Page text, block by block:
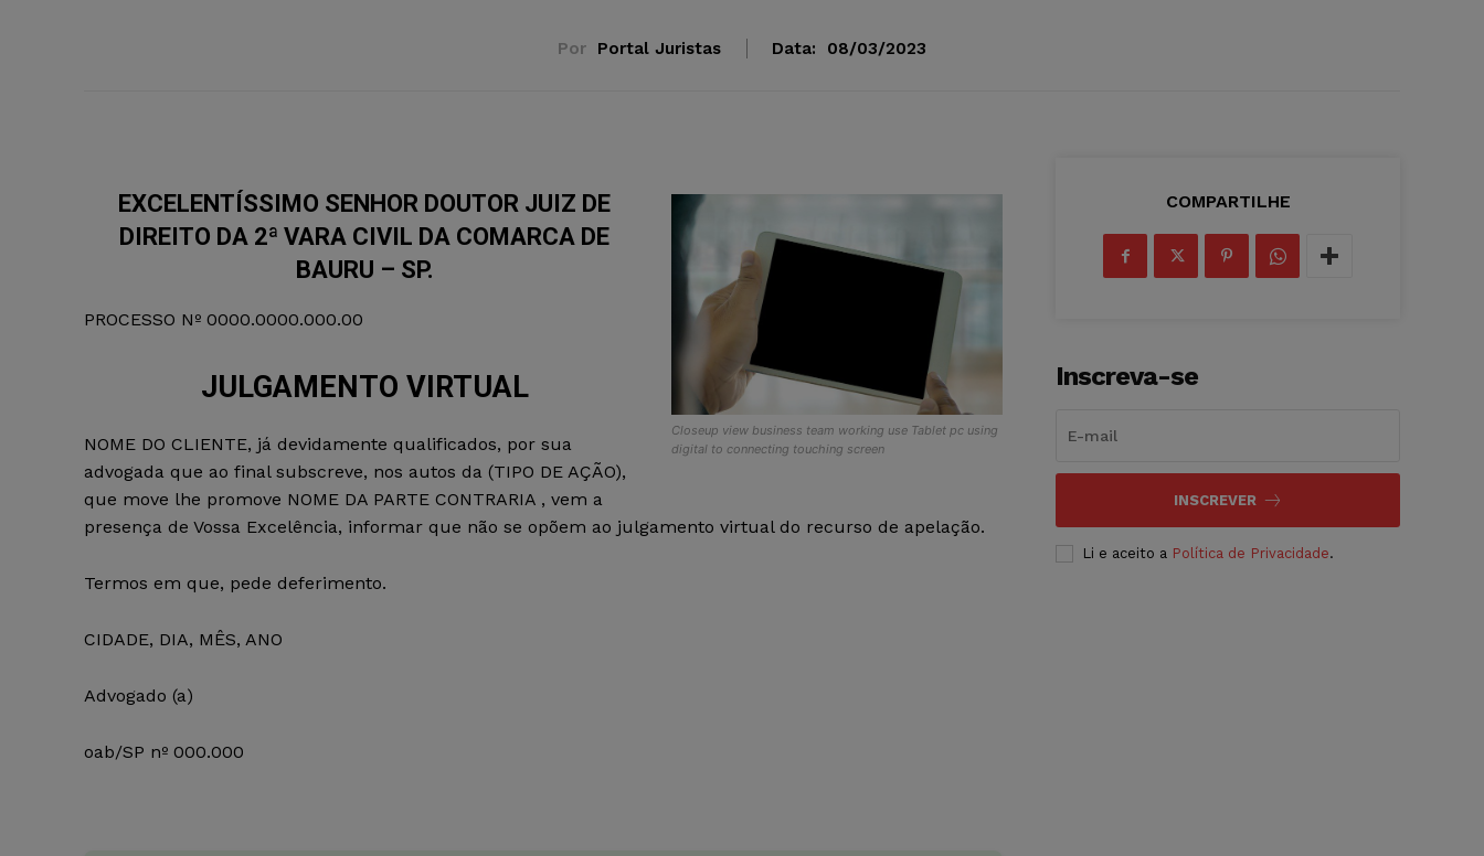
Por Portal Juristas Data: 08/03/2023
Closeup view business team working use Tablet pc using
digital to connecting touching screen
EXCELENTÍSSIMO SENHOR DOUTOR JUIZ DE
DIREITO DA 2ª VARA CIVIL DA COMARCA DE
BAURU – SP.
PROCESSO Nº 0000.0000.000.00
JULGAMENTO VIRTUAL
NOME DO CLIENTE, já devidamente qualificados, por sua
advogada que ao final subscreve, nos autos da (TIPO DE AÇÃO),
que move lhe promove NOME DA PARTE CONTRARIA , vem a
presença de Vossa Excelência, informar que não se opõem ao julgamento virtual do recurso de apelação.
Termos em que, pede deferimento.
CIDADE, DIA, MÊS, ANO
Advogado (a)
oab/SP nº 000.000
COMPARTILHE
Inscreva-se
INSCREVER
Li e aceito a Política de Privacidade.